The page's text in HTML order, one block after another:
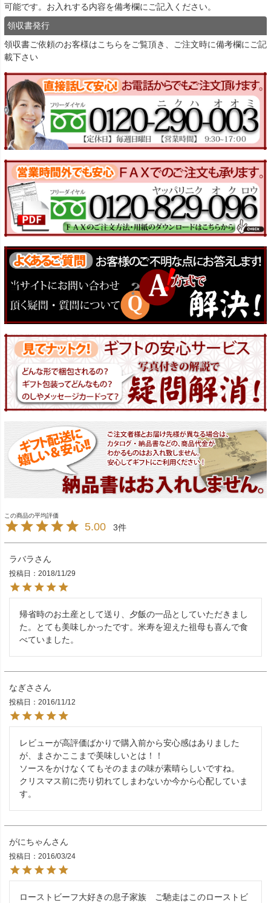
可能です。お入れする内容を備考欄にご記入ください。
領収書発行
領収書ご依頼のお客様はこちらをご覧頂き、ご注文時に備考欄にご記
載下さい
5.00 3
ラバラ
投稿日 2018/11/29
帰省時のお土産として送り、夕飯の一品としていただきまし
た。とても美味しかったです。米寿を迎えた祖母も喜んで食
べていました。
なぎさ
投稿日 2016/11/12
レビューが高評価ばかりで購入前から安心感はありました
が、まさかここまで美味しいとは！！
ソースをかけなくてもそのままの味が素晴らしいですね。
クリスマス前に売り切れてしまわないか今から心配していま
す。
がにちゃん
投稿日 2016/03/24
ローストビーフ大好きの息子家族　ご馳走はこのローストビ